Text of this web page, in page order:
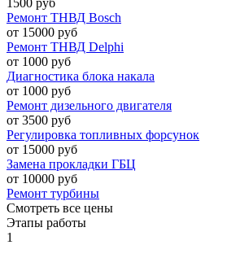
Ремонт ТНВД Bosch
от 15000 руб
Ремонт ТНВД Delphi
от 1000 руб
Диагностика блока накала
от 1000 руб
Ремонт дизельного двигателя
от 3500 руб
Регулировка топливных форсунок
от 15000 руб
Замена прокладки ГБЦ
от 10000 руб
Ремонт турбины
Смотреть все цены
Этапы работы
1